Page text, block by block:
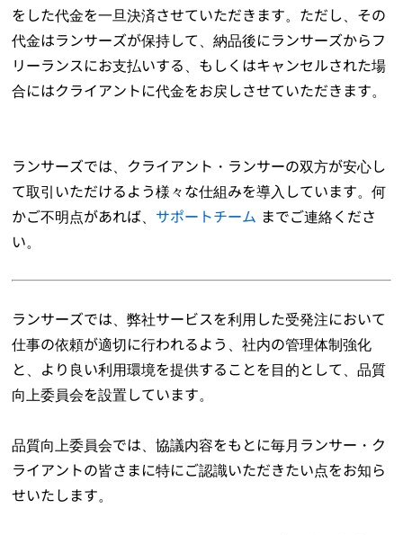
をした代金を一旦決済させていただきます。ただし、その
代金はランサーズが保持して、納品後にランサーズからフ
リーランスにお支払いする、もしくはキャンセルされた場
合にはクライアントに代金をお戻しさせていただきます。
ランサーズでは、クライアント・ランサーの双方が安心し
て取引いただけるよう様々な仕組みを導入しています。何
かご不明点があれば、 サポートチーム までご連絡くださ
い。
ランサーズでは、弊社サービスを利用した受発注において
仕事の依頼が適切に行われるよう、社内の管理体制強化
と、より良い利用環境を提供することを目的として、品質
向上委員会を設置しています。
品質向上委員会では、協議内容をもとに毎月ランサー・ク
ライアントの皆さまに特にご認識いただきたい点をお知ら
せいたします。